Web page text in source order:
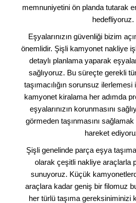
memnuniyetini ön planda tutarak
hedefliyoruz.
Eşyalarınızın güvenliği bizim
önemlidir. Şişli kamyonet nakliye
detaylı planlama yaparak
sağlıyoruz. Bu süreçte gerekli
taşımacılığın sorunsuz
kamyonet kiralama her adımda
eşyalarınızın korunmasını
görmeden taşınmasını
hareket
Şişli genelinde parça eşya
olarak çeşitli nakliye araçlarla
sunuyoruz. Küçük
araçlara kadar geniş bir filomuz
her türlü taşıma gereksiniminizi